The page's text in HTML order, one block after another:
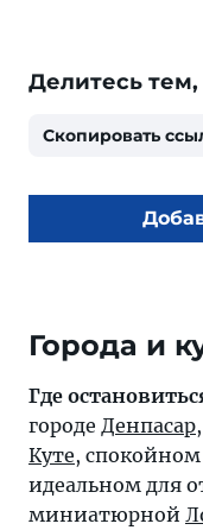
Делитесь тем,
Скопировать
Города и
Где
городе Денпасар
Куте, спокойном
идеальном для
миниатюрной